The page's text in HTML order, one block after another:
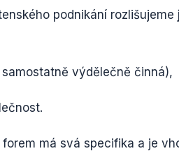
podnikání rozlišujeme
samostatně výdělečně činná),
má svá specifika a je